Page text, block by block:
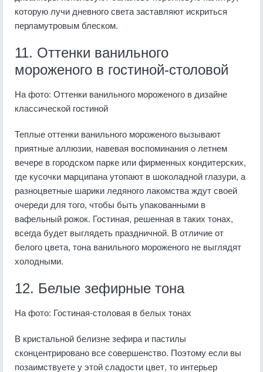
которую лучи дневного света заставляют искриться
перламутровым блеском.
11. Оттенки ванильного
мороженого в гостиной-столовой
На фото: Оттенки ванильного мороженого в дизайне
классической гостиной
Теплые оттенки ванильного мороженого вызывают
приятные аллюзии, навевая воспоминания о летнем
вечере в городском парке или фирменных кондитерских,
где кусочки марципана утопают в шоколадной глазури, а
разноцветные шарики ледяного лакомства ждут своей
очереди для того, чтобы быть упакованными в
вафельный рожок. Гостиная, решенная в таких тонах,
всегда будет выглядеть праздничной. В отличие от
белого цвета, тона ванильного мороженого не выглядят
холодными.
12. Белые зефирные тона
На фото: Гостиная-столовая в белых тонах
В кристальной белизне зефира и пастилы
сконцентрировано все совершенство. Поэтому если вы
позаимствуете у этой сладости цвет, то интерьер